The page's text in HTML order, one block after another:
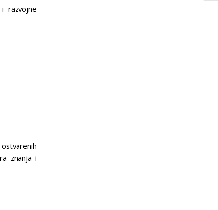
razvojne
znanja i